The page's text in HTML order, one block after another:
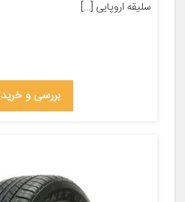
سلیقه اروپایی […]
بررسی و خرید